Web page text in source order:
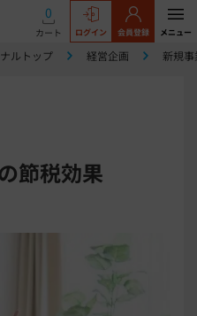
0
カート ログイン 会員登録 メニュー
ルトップ 経営企画 新規
節税効果